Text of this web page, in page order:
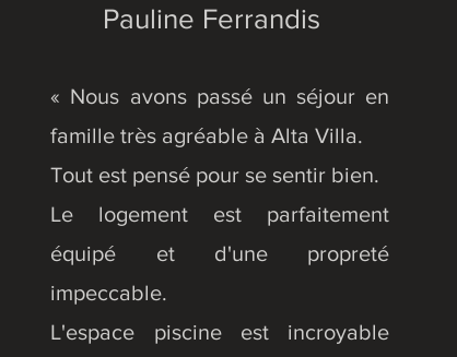
Pauline Ferrandis
« Nous avons passé un séjour en
famille très agréable à Alta Villa.
Tout est pensé pour se sentir bien.
Le logement est parfaitement
équipé et d'une propreté
impeccable.
L'espace piscine est incroyable